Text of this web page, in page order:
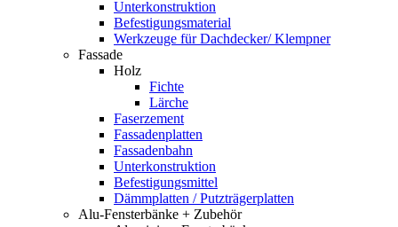
Unterkonstruktion
Befestigungsmaterial
Werkzeuge für Dachdecker/ Klempner
Fassade
Holz
Fichte
Lärche
Faserzement
Fassadenplatten
Fassadenbahn
Unterkonstruktion
Befestigungsmittel
Dämmplatten / Putzträgerplatten
Alu-Fensterbänke + Zubehör